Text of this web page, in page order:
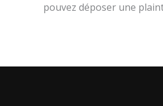
pouvez déposer une